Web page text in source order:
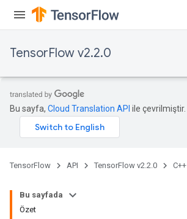
TensorFlow v2.2.0
Bu sayfa, Cloud Translation API ile çevrilmiştir.
TensorFlow API TensorFlow v2.2.0 C++
Bu sayfada
Özet